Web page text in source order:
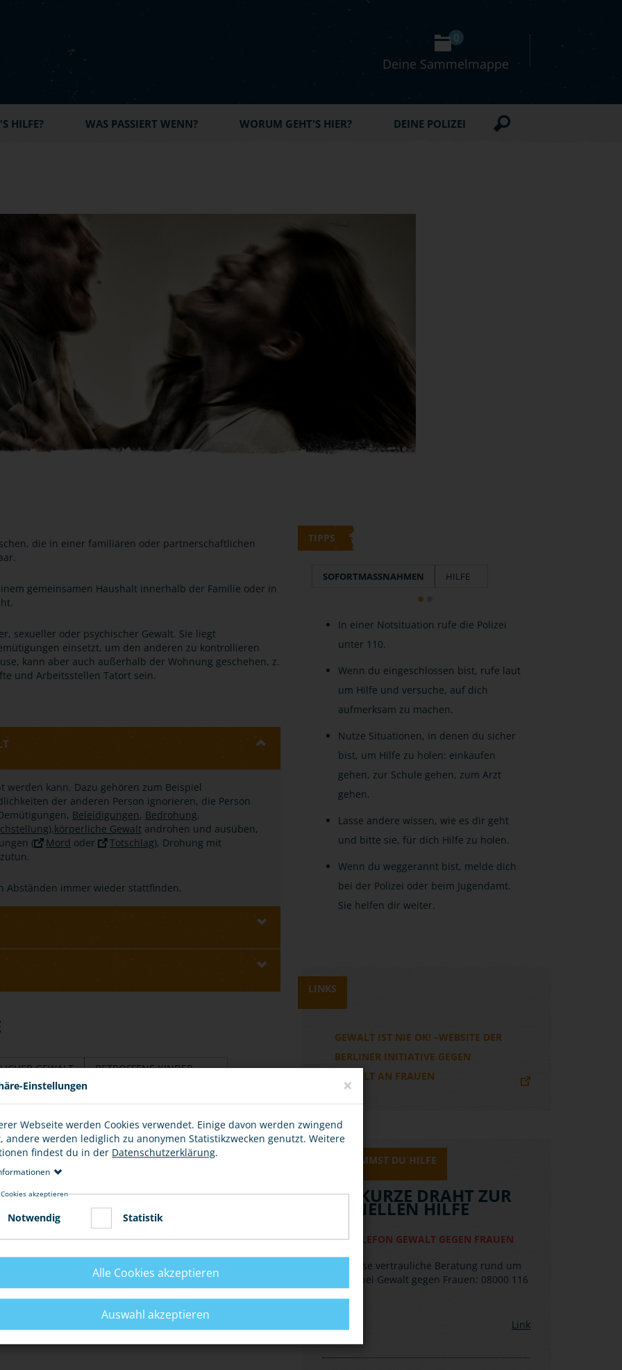
Deine Sammelmappe
0
HILFE? WAS PASSIERT WENN? WORUM GEHT'S HIER? DEINE POLIZEI
die in einer familiären oder partnerschaftlichen
gemeinsamen Haushalt innerhalb der Familie oder in
sexueller oder psychischer Gewalt. Sie liegt
einsetzt, um den anderen zu kontrollieren
kann aber auch außerhalb der Wohnung geschehen, z.
und Arbeitsstellen Tatort sein.
werden kann. Dazu gehören zum Beispiel
der anderen Person ignorieren, die Person
Beleidigungen, Bedrohung,
körperliche Gewalt androhen und ausüben,
( Mord oder Totschlag), Drohung mit
Abständen immer wieder stattfinden.
GEWALT BETROFFENE KINDER
unabhängig von Alter, Bildung,
religiöser Zugehörigkeit.
Verwandte können Opfer von häuslicher Gewalt
denn meistens ist der Täter oder die Täterin ein
aus Angst vor weiteren Verletzungen.
Opfer und Täter erschweren den Schritt zur
TIPPS
SOFORTMASSNAHMEN HILFE
In einer Notsituation rufe die Polizei
unter 110.
Wenn du eingeschlossen bist, rufe laut
um Hilfe und versuche, auf dich
aufmerksam zu machen.
Nutze Situationen, in denen du sicher
bist, um Hilfe zu holen: einkaufen
gehen, zur Schule gehen, zum Arzt
gehen.
Lasse andere wissen, wie es dir geht
und bitte sie, für dich Hilfe zu holen.
Wenn du weggerannt bist, melde dich
bei der Polizei oder beim Jugendamt.
Sie helfen dir weiter.
LINKS
GEWALT IST NIE OK! –WEBSITE DER
BERLINER INITIATIVE GEGEN
GEWALT AN FRAUEN
HIER BEKOMMST DU HILFE
DER KURZE DRAHT ZUR
SCHNELLEN HILFE
HILFETELEFON GEWALT GEGEN FRAUEN
Kostenlose vertrauliche Beratung rund um
die Uhr bei Gewalt gegen Frauen: 08000 116
016
Link
Einstellungen ×
Webseite werden Cookies verwendet. Einige davon werden zwingend
andere werden lediglich zu anonymen Statistikzwecken genutzt. Weitere
findest du in der Datenschutzerklärung.
akzeptieren
Notwendig Statistik
Alle Cookies akzeptieren
Auswahl akzeptieren